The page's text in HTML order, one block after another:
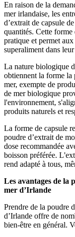
En raison de la
mer irlandaise, les
d’extrait de capsule
quantités. Cette forme
pratique et permet
superaliment dans
La nature biologique
obtiennent la forme la
mer, exempte de
de mer biologique
l'environnement,
produits naturels et
La forme de capsule
poudre d’extrait de
dose recommandée
boisson préférée.
rend adapté à tous,
Les avantages de la
mer d’Irlande
Prendre de la poudre
d’Irlande offre de
bien-être en général.